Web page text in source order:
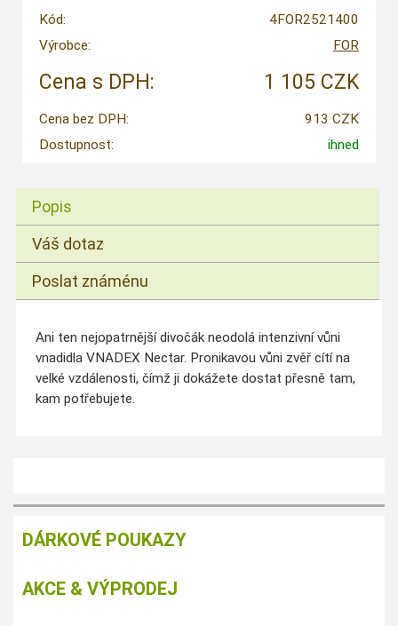
Kód:
4FOR2521400
Výrobce:
FOR
Cena s DPH: 1 105 CZK
Cena bez DPH:
913 CZK
Dostupnost:
ihned
Popis
Váš dotaz
Poslat známénu
Ani ten nejopatrnější divočák neodolá intenzivní vůni
vnadidla VNADEX Nectar. Pronikavou vůni zvěř cítí na
velké vzdálenosti, čímž ji dokážete dostat přesně tam,
kam potřebujete.
DÁRKOVÉ POUKAZY
AKCE & VÝPRODEJ